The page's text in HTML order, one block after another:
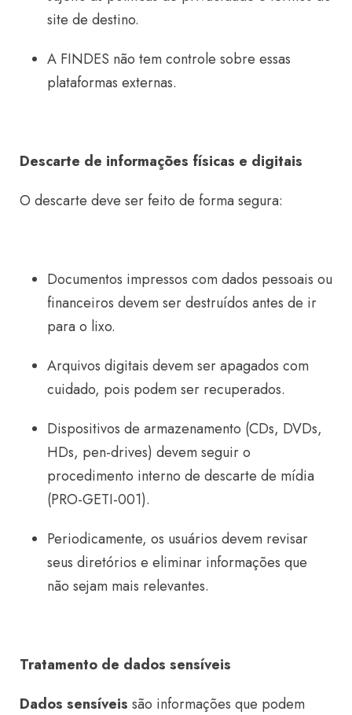
site de destino.
A FINDES não tem controle sobre essas
plataformas externas.
Descarte de informações físicas e digitais
O descarte deve ser feito de forma segura:
Documentos impressos com dados pessoais ou
financeiros devem ser destruídos antes de ir
para o lixo.
Arquivos digitais devem ser apagados com
cuidado, pois podem ser recuperados.
Dispositivos de armazenamento (CDs, DVDs,
HDs, pen-drives) devem seguir o
procedimento interno de descarte de mídia
(PRO-GETI-001).
Periodicamente, os usuários devem revisar
seus diretórios e eliminar informações que
não sejam mais relevantes.
Tratamento de dados sensíveis
Dados sensíveis são informações que podem